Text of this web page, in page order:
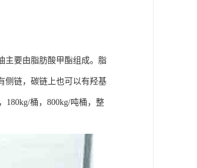
主要由脂肪酸甲酯组成。脂
侧链，碳链上也可以有羟基
180kg/桶，800kg/吨桶，整